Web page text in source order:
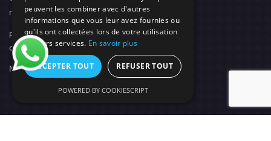
recrutement
politique de
confidentialité
Mentions légales
peuvent les combiner avec d'autres
informations que vous leur avez fournies ou
qu'ils ont collectées lors de votre utilisation
de leurs services. En savoir plus
ACCEPTER TOUT REFUSER TOUT
POWERED BY COOKIESCRIPT